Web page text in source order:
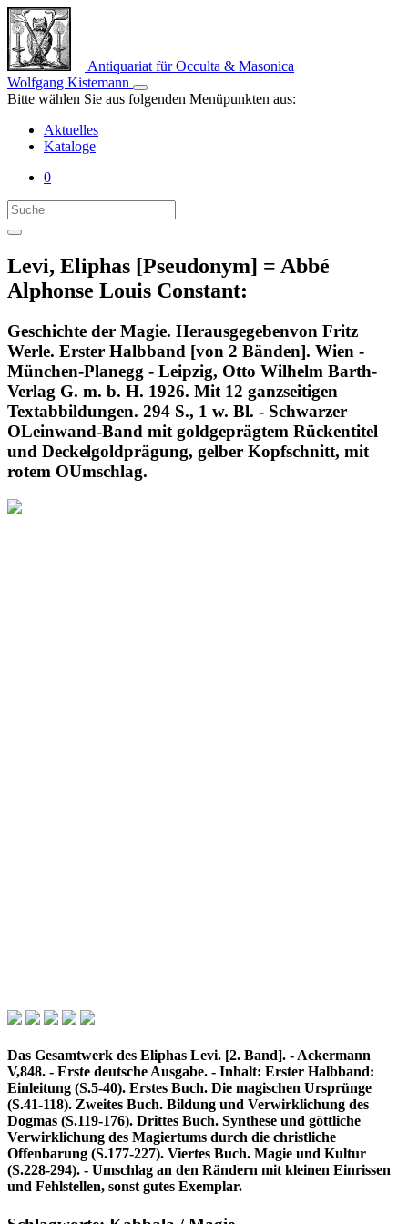
Antiquariat für Occulta & Masonica
Wolfgang Kistemann
Bitte wählen Sie aus folgenden Menüpunkten aus:
Aktuelles
Kataloge
0
Levi, Eliphas [Pseudonym] = Abbé
Alphonse Louis Constant:
Geschichte der Magie. Herausgegebenvon Fritz
Werle. Erster Halbband [von 2 Bänden]. Wien -
München-Planegg - Leipzig, Otto Wilhelm Barth-
Verlag G. m. b. H. 1926. Mit 12 ganzseitigen
Textabbildungen. 294 S., 1 w. Bl. - Schwarzer
OLeinwand-Band mit goldgeprägtem Rückentitel
und Deckelgoldprägung, gelber Kopfschnitt, mit
rotem OUmschlag.
Das Gesamtwerk des Eliphas Levi. [2. Band]. - Ackermann
V,848. - Erste deutsche Ausgabe. - Inhalt: Erster Halbband:
Einleitung (S.5-40). Erstes Buch. Die magischen Ursprünge
(S.41-118). Zweites Buch. Bildung und Verwirklichung des
Dogmas (S.119-176). Drittes Buch. Synthese und göttliche
Verwirklichung des Magiertums durch die christliche
Offenbarung (S.177-227). Viertes Buch. Magie und Kultur
(S.228-294). - Umschlag an den Rändern mit kleinen Einrissen
und Fehlstellen, sonst gutes Exemplar.